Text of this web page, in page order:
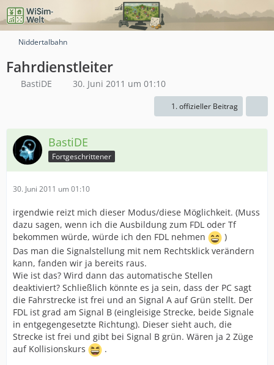
Niddertalbahn
Fahrdienstleiter
BastiDE 30. Juni 2011 um 01:10
1. offizieller Beitrag
BastiDE
Fortgeschrittener
30. Juni 2011 um 01:10
irgendwie reizt mich dieser Modus/diese Möglichkeit. (Muss
dazu sagen, wenn ich die Ausbildung zum FDL oder Tf
bekommen würde, würde ich den FDL nehmen
)
Das man die Signalstellung mit nem Rechtsklick verändern
kann, fanden wir ja bereits raus.
Wie ist das? Wird dann das automatische Stellen
deaktiviert? Schließlich könnte es ja sein, dass der PC sagt
die Fahrstrecke ist frei und an Signal A auf Grün stellt. Der
FDL ist grad am Signal B (eingleisige Strecke, beide Signale
in entgegengesetzte Richtung). Dieser sieht auch, die
Strecke ist frei und gibt bei Signal B grün. Wären ja 2 Züge
auf Kollisionskurs
.